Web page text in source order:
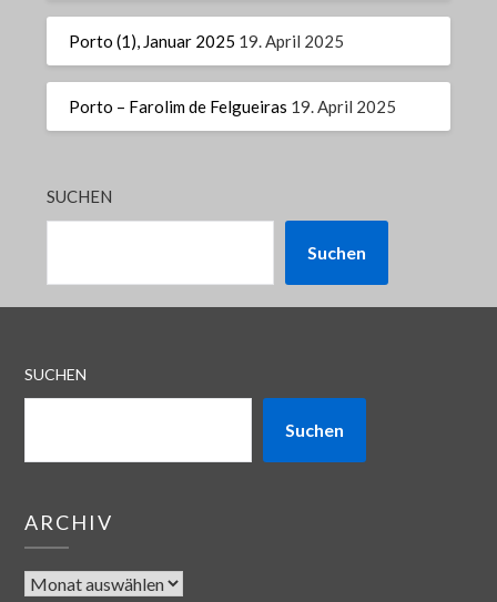
Porto (1), Januar 2025 19. April 2025
Porto – Farolim de Felgueiras 19. April 2025
SUCHEN
Suchen
SUCHEN
Suchen
ARCHIV